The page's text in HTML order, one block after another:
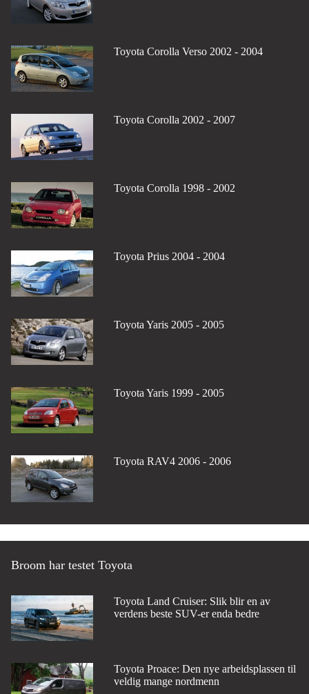
Toyota Corolla Verso 2002 - 2004
Toyota Corolla 2002 - 2007
Toyota Corolla 1998 - 2002
Toyota Prius 2004 - 2004
Toyota Yaris 2005 - 2005
Toyota Yaris 1999 - 2005
Toyota RAV4 2006 - 2006
Broom har testet Toyota
Toyota Land Cruiser: Slik blir en av
verdens beste SUV-er enda bedre
Toyota Proace: Den nye arbeidsplassen til
veldig mange nordmenn